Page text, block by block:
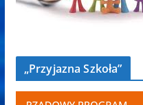
„Przyjazna Szkoła”